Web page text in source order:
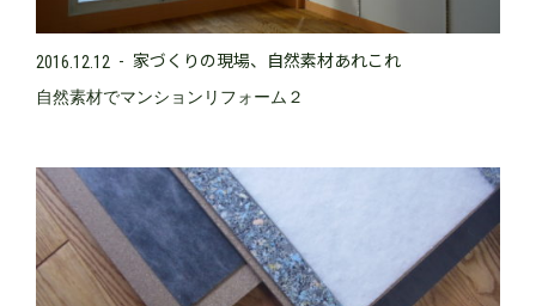
2016.12.12 家づくりの現場 自然素材あれこれ
自然素材でマンションリフォーム２